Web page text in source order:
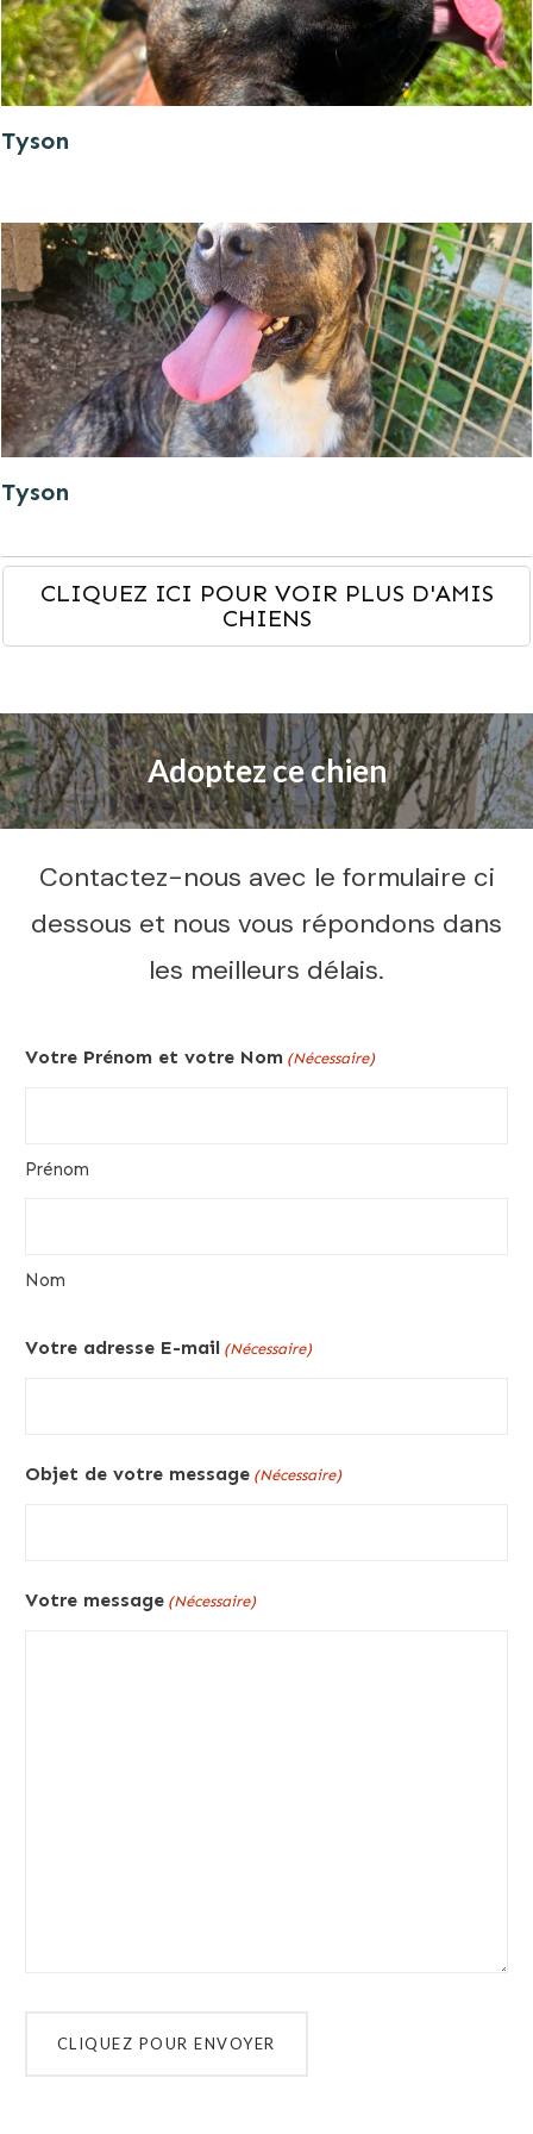
Tyson
Tyson
CLIQUEZ ICI POUR VOIR PLUS D'AMIS
CHIENS
Adoptez ce chien
Contactez-nous avec le formulaire ci
dessous et nous vous répondons dans
les meilleurs délais.
Votre Prénom et votre Nom (Nécessaire)
Prénom
Nom
Votre adresse E-mail (Nécessaire)
Objet de votre message (Nécessaire)
Votre message (Nécessaire)